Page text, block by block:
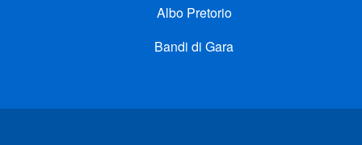
Albo Pretorio
Bandi di Gara